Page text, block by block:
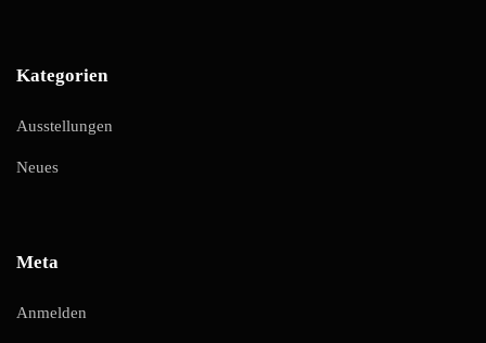
Kategorien
Ausstellungen
Neues
Meta
Anmelden